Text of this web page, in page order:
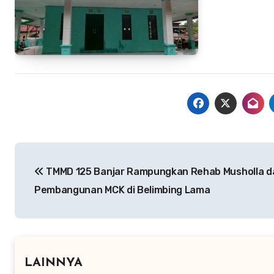
pos TMMD 125 Banjar Rampungkan Rehab Musholla
Pembangunan MCK di Belimbing Lama
LAINNYA